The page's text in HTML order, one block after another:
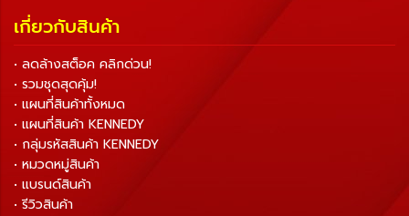
เกี่ยวกับสินค้า
• ลดล้างสต็อค คลิกด่วน!
• รวมชุดสุดคุ้ม!
• แผนที่สินค้าทั้งหมด
• แผนที่สินค้า KENNEDY
• กลุ่มรหัสสินค้า KENNEDY
• หมวดหมู่สินค้า
• แบรนด์สินค้า
• รีวิวสินค้า